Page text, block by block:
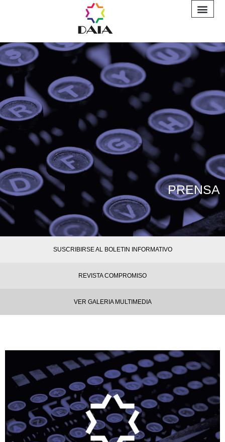
PRENSA
SUSCRIBIRSE AL BOLETIN INFORMATIVO
REVISTA COMPROMISO
VER GALERIA MULTIMEDIA